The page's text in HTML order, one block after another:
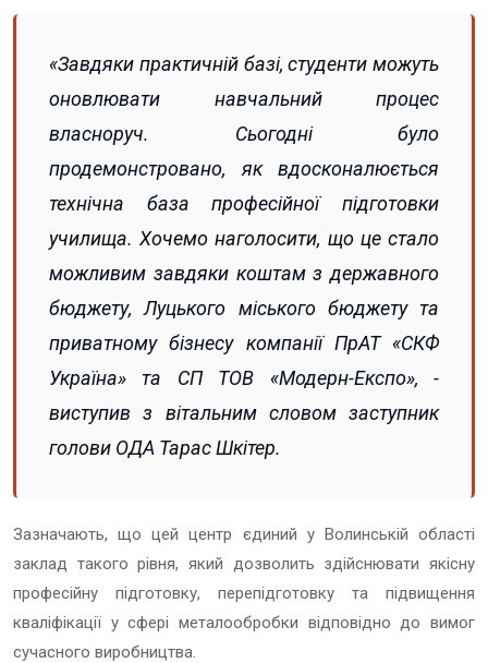
«Завдяки практичній базі, студенти можуть
оновлювати навчальний процес
власноруч. Сьогодні було
продемонстровано, як вдосконалюється
технічна база професійної підготовки
училища. Хочемо наголосити, що це стало
можливим завдяки коштам з державного
бюджету, Луцького міського бюджету та
приватному бізнесу компанії ПрАТ «СКФ
Україна» та СП ТОВ «Модерн-Експо», -
виступив з вітальним словом заступник
голови ОДА Тарас Шкітер.
Зазначають, що цей центр єдиний у Волинській області
заклад такого рівня, який дозволить здійснювати якісну
професійну підготовку, перепідготовку та підвищення
кваліфікації у сфері металообробки відповідно до вимог
сучасного виробництва.